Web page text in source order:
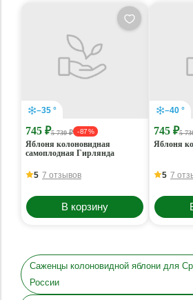
–35 °
745 ₽5 730 ₽ - 87 %
Яблоня колоновидная
самоплодная Гирлянда
5 7 отзывов
В корзину
–40 °
745 ₽5
Яблоня
5 7
Саженцы колоновидной яблони для
России